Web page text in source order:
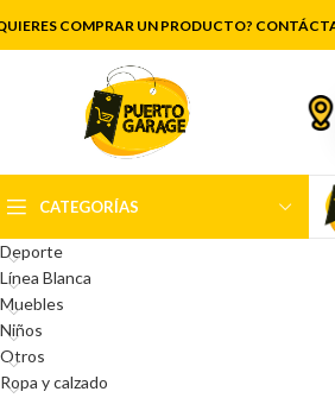
COMPRAR UN PRODUCTO?
CATEGORÍAS
CATEGORÍAS DEL PRODUCTO
Antigüedades
Artículos de cocina
Belleza
Deporte
Línea Blanca
Muebles
Niños
Otros
Ropa y calzado